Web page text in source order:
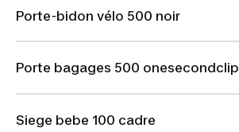
Porte-bidon vélo 500 noir
Porte bagages 500 onesecondclip
Siege bebe 100 cadre